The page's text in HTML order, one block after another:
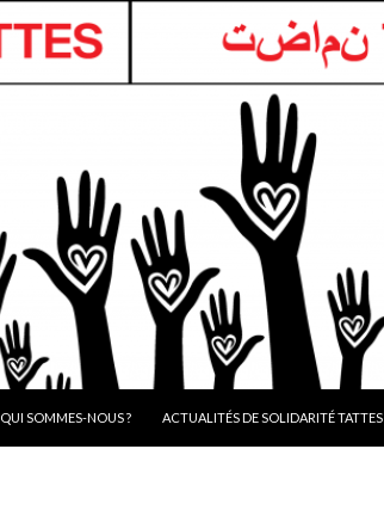
QUI SOMMES-NOUS ?
ACTUALITÉS DE SOLIDARITÉ TATTES